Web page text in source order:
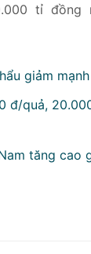
tỉ đồng
giảm mạnh
đ/quả,
tăng cao